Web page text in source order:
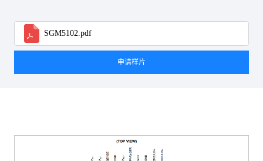
SGM5102.pdf
申请样片